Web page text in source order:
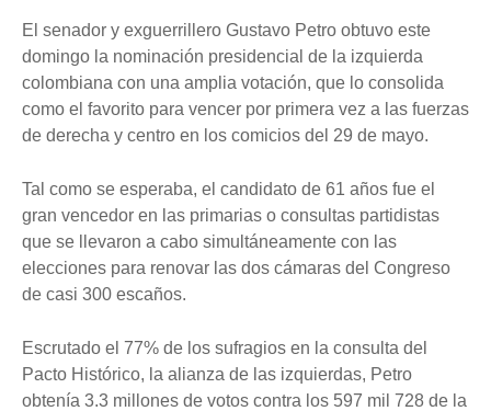
El senador y exguerrillero Gustavo Petro obtuvo este
domingo la nominación presidencial de la izquierda
colombiana con una amplia votación, que lo consolida
como el favorito para vencer por primera vez a las fuerzas
de derecha y centro en los comicios del 29 de mayo.
Tal como se esperaba, el candidato de 61 años fue el
gran vencedor en las primarias o consultas partidistas
que se llevaron a cabo simultáneamente con las
elecciones para renovar las dos cámaras del Congreso
de casi 300 escaños.
Escrutado el 77% de los sufragios en la consulta del
Pacto Histórico, la alianza de las izquierdas, Petro
obtenía 3.3 millones de votos contra los 597 mil 728 de la